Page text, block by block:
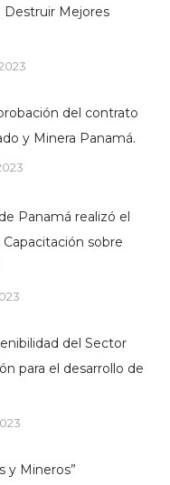
Destruir Mejores
del contrato
y Minera Panamá.
Panamá realizó el
sobre
del Sector
para el desarrollo de
y Mineros”